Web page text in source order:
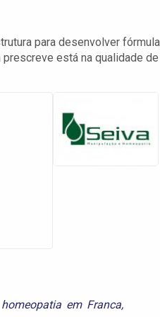
para desenvolver
está na qualidade de
homeopatia em Franca,